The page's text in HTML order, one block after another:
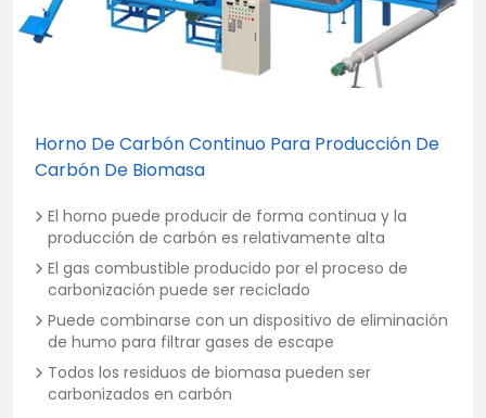
Horno De Carbón Continuo Para Producción De
Carbón De Biomasa
El horno puede producir de forma continua y la
producción de carbón es relativamente alta
El gas combustible producido por el proceso de
carbonización puede ser reciclado
Puede combinarse con un dispositivo de eliminación
de humo para filtrar gases de escape
Todos los residuos de biomasa pueden ser
carbonizados en carbón